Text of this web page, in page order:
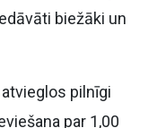
biežāki un
pilnīgi
par 1,00